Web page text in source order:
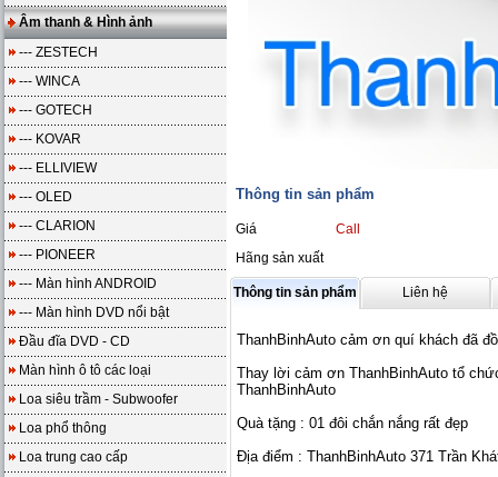
Âm thanh & Hình ảnh
--- ZESTECH
--- WINCA
--- GOTECH
--- KOVAR
--- ELLIVIEW
--- OLED
--- CLARION
--- PIONEER
--- Màn hình ANDROID
--- Màn hình DVD nổi bật
Đầu đĩa DVD - CD
Màn hình ô tô các loại
Loa siêu trầm - Subwoofer
Loa phổ thông
Loa trung cao cấp
Thông tin sản phẩm
Giá
Call
Hãng sản xuất
Thông tin sản phẩm Liên hệ
ThanhBinhAuto cảm ơn quí khách đã
Thay lời cảm ơn ThanhBinhAuto tổ
ThanhBinhAuto
Quà tặng : 01 đôi chắn nắng rất đẹp
Địa điểm : ThanhBinhAuto 371 Trần